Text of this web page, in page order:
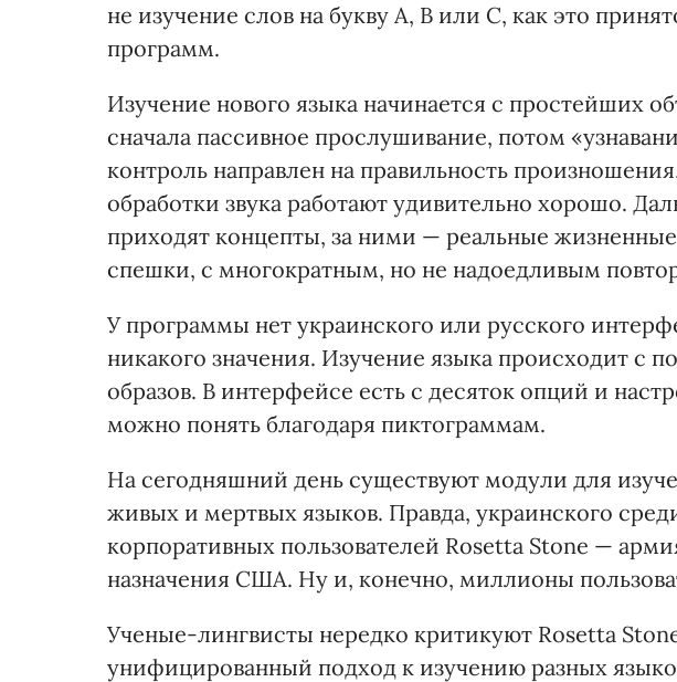
не изучение слов на букву А, В или С, как это
программ.
Изучение нового языка начинается с простейших
сначала пассивное прослушивание, потом
контроль направлен на правильность
обработки звука работают удивительно хорошо.
приходят концепты, за ними — реальные жизненные
спешки, с многократным, но не надоедливым
У программы нет украинского или русского
никакого значения. Изучение языка происходит с
образов. В интерфейсе есть с десяток опций и
можно понять благодаря пиктограммам.
На сегодняшний день существуют модули для
живых и мертвых языков. Правда, украинского
корпора­тивных пользователей Rosetta Stone —
назначения США. Ну и, конечно, миллионы
Ученые-лингвисты нередко кри­тикуют Rosetta
унифицированный подход к изучению разных